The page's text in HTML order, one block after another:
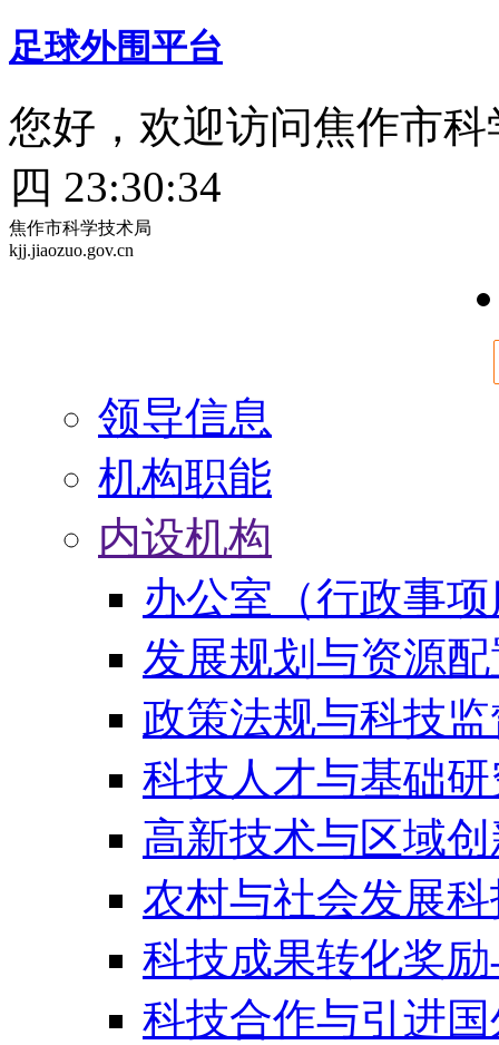
足球外围平台
您好，欢迎访问焦作市
四 23:30:34
焦作市科学技术局
kjj.jiaozuo.gov.cn
领导信息
机构职能
内设机构
办公室（行政事
发展规划与资源
政策法规与科技
科技人才与基础
高新技术与区域
农村与社会发展
科技成果转化奖
科技合作与引进